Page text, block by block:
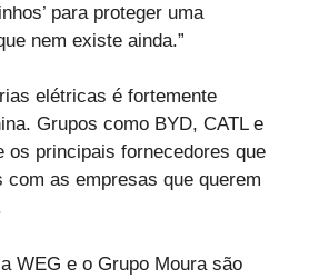
para proteger uma
nem existe ainda.”
elétricas é fortemente
Grupos como BYD, CATL e
os principais fornecedores que
com as empresas que querem
WEG e o Grupo Moura são